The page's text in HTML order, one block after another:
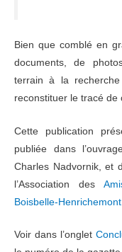
Bien que comblé en
documents, de
terrain à la
reconstituer le tracé de
Cette publication
publiée dans
Charles Nadvornik, et
l’Association des
Boisbelle-Henrichemont
Voir dans l’onglet